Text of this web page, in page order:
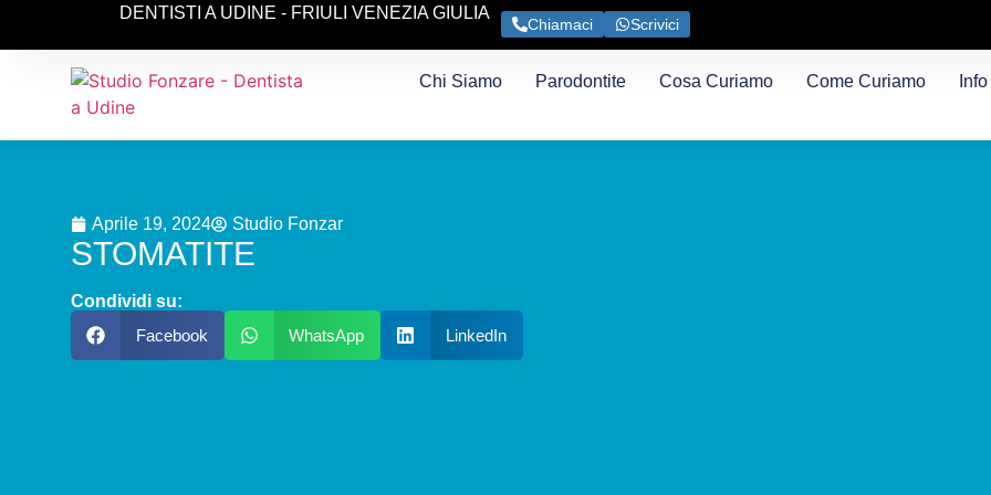
DENTISTI A UDINE - FRIULI VENEZIA GIULIA
Chiamaci Scrivici
Chi Siamo Parodontite Cosa Curiamo Come Curiamo Info
Aprile 19, 2024 Studio Fonzar
STOMATITE
Condividi su:
Facebook
WhatsApp LinkedIn